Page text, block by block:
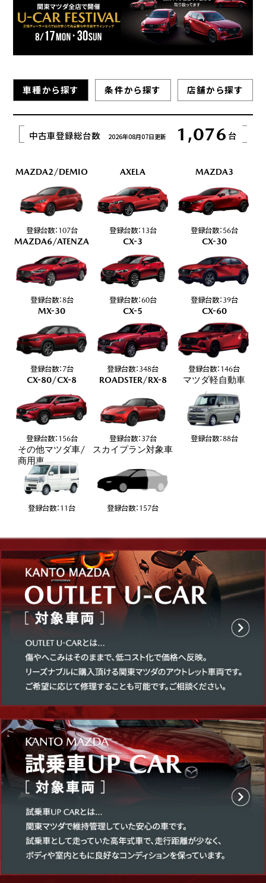
車種から探す 条件から探す 店舗から探す
中古車登録総台数 2026年08月07日更新 1,076 台
MAZDA2/DEMIO
登録台数： 107台
AXELA
登録台数： 13台
MAZDA3
登録台数：56台
MAZDA6/ATENZA
登録台数：8台
CX-3
登録台数：60台
CX-30
登録台数：39台
MX-30
登録台数： 7台
CX-5
登録台数：348台
CX-60
登録台数： 146台
CX-80/CX-8
登録台数： 156台
ROADSTER/RX-8
登録台数：37台
マツダ軽自動車
登録台数：88台
その他マツダ車/
商用車
登録台数： 11台
スカイプラン対象車
登録台数： 157台